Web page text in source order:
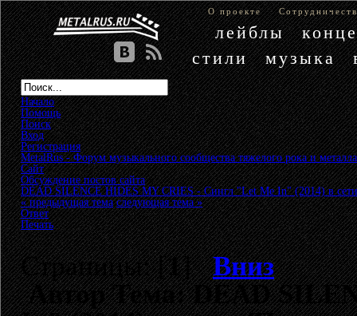
О проекте
лейблы
стили
музыка
Начало
Помощь
Поиск
Вход
Регистрация
MetalRus - Форум музыкального сообщества тяжелого рока и металла
Сайт»
Обсуждение постов сайта»
DEAD SILENCE HIDES MY CRIES - Сингл "Let Me In" (2014) в сети
« предыдущая тема следующая тема »
Ответ
Печать
Страницы: [1]Вниз
АвторТема: DEAD